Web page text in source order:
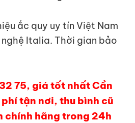
ắc quy uy tín Việt Nam
Italia. Thời gian bảo
75, giá tốt nhất Cần
tận nơi, thu bình cũ
chính hãng trong 24h